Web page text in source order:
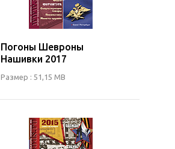
Погоны Шевроны
Нашивки 2017
Размер : 51,15 MB